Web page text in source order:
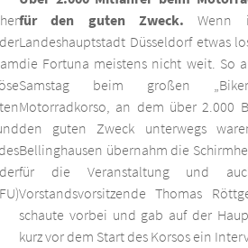
für den guten Zweck. Wenn
Landeshauptstadt Düsseldorf etwas
die Fortuna meistens nicht weit. So
Samstag beim großen
Motorradkorso, an dem über 2.000
den guten Zweck unterwegs
Bellinghausen übernahm die
für die Veranstaltung und
Vorstandsvorsitzende Thomas
schaute vorbei und gab auf der
kurz vor dem Start des Korsos ein